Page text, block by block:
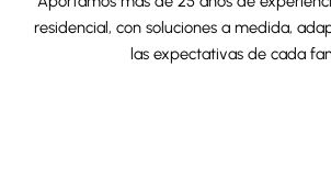
residencial, con soluciones a medida,
las expectativas de cada